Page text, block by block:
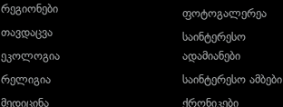
რეგიონები
თავდაცვა
ეკოლოგია
რელიგია
მედიცინა
ფოტოგალერეა
საინტერესო
ადამიანები
საინტერესო ამბები
ქრონიკები